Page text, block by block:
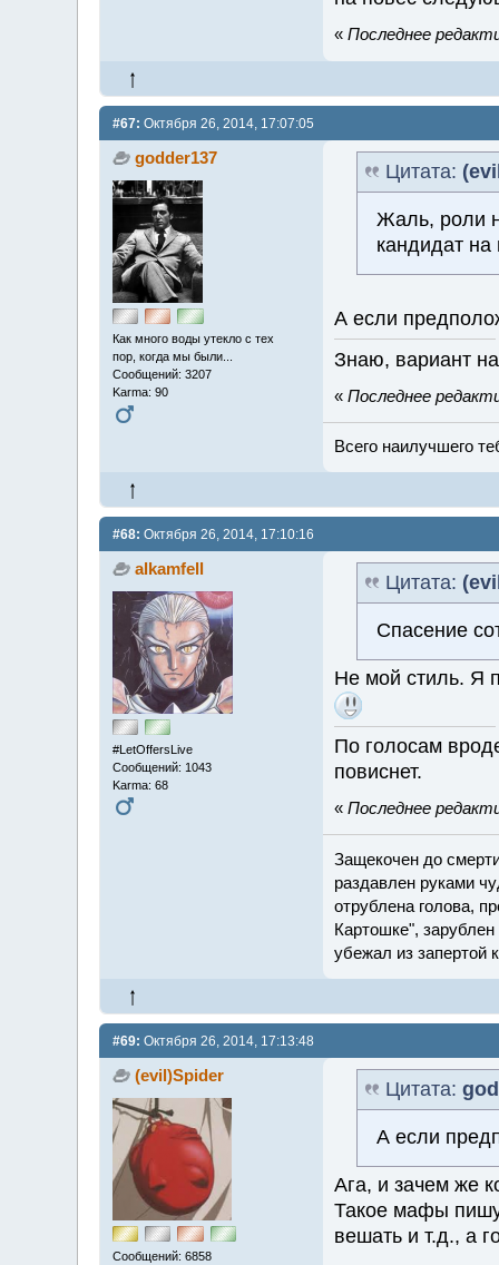
« Последнее
#67: Октября 26, 2014, 17:07:05
godder137
Как много воды утекло с тех
пор, когда мы были...
Сообщений: 3207
Karma: 90
Цитата:
Жаль, роли
кандидат
А если
Знаю, вариант
« Последнее
Всего наилучшего
#68: Октября 26, 2014, 17:10:16
alkamfell
#LetOffersLive
Сообщений: 1043
Karma: 68
Цитата:
Спасение
Не мой стиль. Я
По голосам
повиснет.
« Последнее
Защекочен до
раздавлен руками
отрублена голова,
Картошке",
убежал из запертой
#69: Октября 26, 2014, 17:13:48
(evil)Spider
Сообщений: 6858
Цитата:
А если
Ага, и зачем же
Такое мафы
вешать и т.д., а